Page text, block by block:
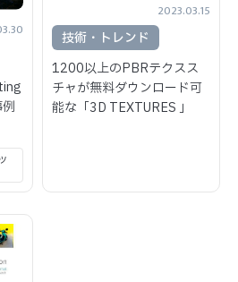
2023.03.15
技術・トレンド
1200以上のPBRテクスス
チャが無料ダウンロード可
能な「3D TEXTURES 」